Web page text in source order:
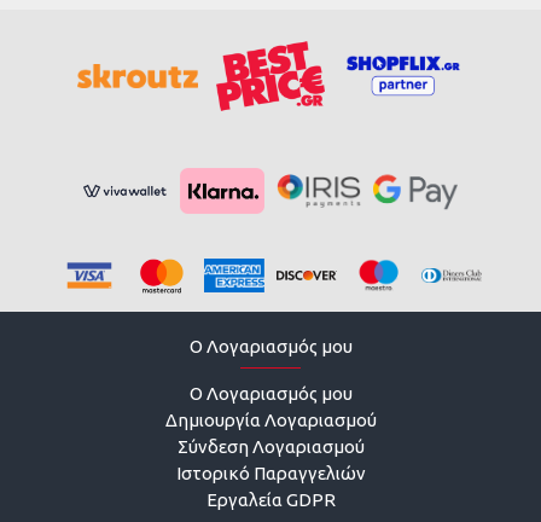
O Λογαριασμός μου
O Λογαριασμός μου
Δημιουργία Λογαριασμού
Σύνδεση Λογαριασμού
Ιστορικό Παραγγελιών
Εργαλεία GDPR